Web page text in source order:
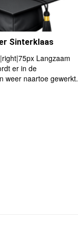
Sinterklaas
Langzaam
er in de
weer naartoe gewerkt.